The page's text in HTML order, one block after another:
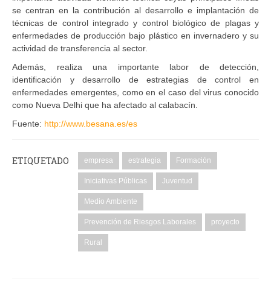
se centran en la contribución al desarrollo e implantación de
técnicas de control integrado y control biológico de plagas y
enfermedades de producción bajo plástico en invernadero y su
actividad de transferencia al sector.
Además, realiza una importante labor de detección,
identificación y desarrollo de estrategias de control en
enfermedades emergentes, como en el caso del virus conocido
como Nueva Delhi que ha afectado al calabacín.
Fuente: http://www.besana.es/es
ETIQUETADO empresa estrategia Formación
Iniciativas Públicas Juventud
Medio Ambiente
Prevención de Riesgos Laborales proyecto
Rural